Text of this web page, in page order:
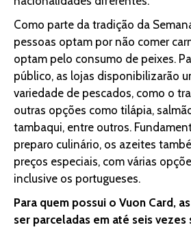
Como parte da tradição da
pessoas optam por não comer
optam pelo consumo de peixes.
público, as lojas disponibilizarão
variedade de pescados, como o
outras opções como tilápia,
tambaqui, entre outros.
preparo culinário, os azeites
preços especiais, com várias
inclusive os portugueses.
Para quem possui o Vuon Card,
ser parceladas em até seis vezes